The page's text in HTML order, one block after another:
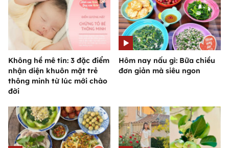
Không hề mê tín: 3 đặc điểm
nhận diện khuôn mặt trẻ
thông minh từ lúc mới chào
đời
Hôm nay nấu gì: Bữa chiều
đơn giản mà siêu ngon